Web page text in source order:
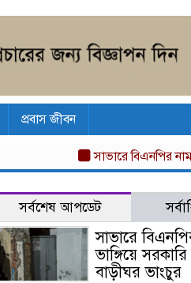
প্রবাস জীবন
সাভারে বিএনপির নাম
সর্বশেষ আপডেট
সাভারে
ভাঙ্গিয়ে
বাড়ীঘর ভাংচুর